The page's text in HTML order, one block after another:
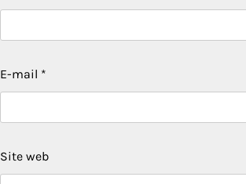
E-mail *
Site web